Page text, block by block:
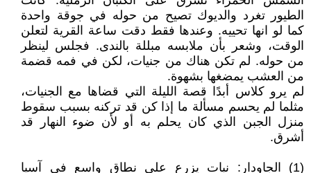
الطيور تغرد والديوك تصيح من حوله في جوقة واحدة
كما لو انها تحييه. وعندها فقط دقت ساعة القرية لتعلن
الوقت، وشعر بأن ملابسه مبللة بالندى. فجلس لينظر
من حوله. لم تكن هناك من جنيات، لكن في فمه قضمة
من العشب يمضغها بشهوة.
لم يرو كلاس أبدًا قصة الليلة التي قضاها مع الجنيات،
مثلما لم يحسم مسألة ما إذا كن قد تركنه بسبب سقوط
منزل الجبن الذي كان يحلم به أو لأن ضوء النهار قد
أشرق.
(1) الجاودار: نبات يزرع على نطاق واسع في آسيا